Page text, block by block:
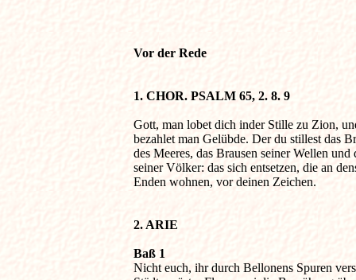
Vor der Rede
1. CHOR. PSALM 65, 2. 8. 9
Gott, man lobet dich inder Stille zu Zion,
bezahlet man Gelübde. Der du stillest das
des Meeres, das Brausen seiner Wellen
seiner Völker: das sich entsetzen, die an
Enden wohnen, vor deinen Zeichen.
2. ARIE
Baß 1
Nicht euch, ihr durch Bellonens Spuren